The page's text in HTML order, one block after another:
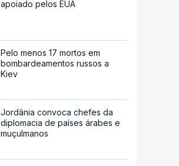
apoiado pelos EUA
Pelo menos 17 mortos em
bombardeamentos russos a
Kiev
Jordânia convoca chefes da
diplomacia de países árabes e
muçulmanos